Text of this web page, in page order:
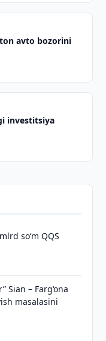
avto bozorini
investitsiya
so‘m QQS
Sian – Farg‘ona
masalasini